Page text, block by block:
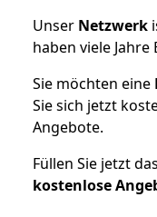
Unser Netzwerk
haben viele
Sie möchten eine
Sie sich jetzt
Angebote.
Füllen Sie jetzt
kostenlose